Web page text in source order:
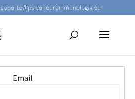
soporte@psiconeuroinmunologia.eu
Email